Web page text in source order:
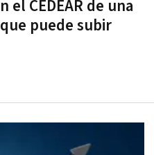
CEDEAR de una
puede subir